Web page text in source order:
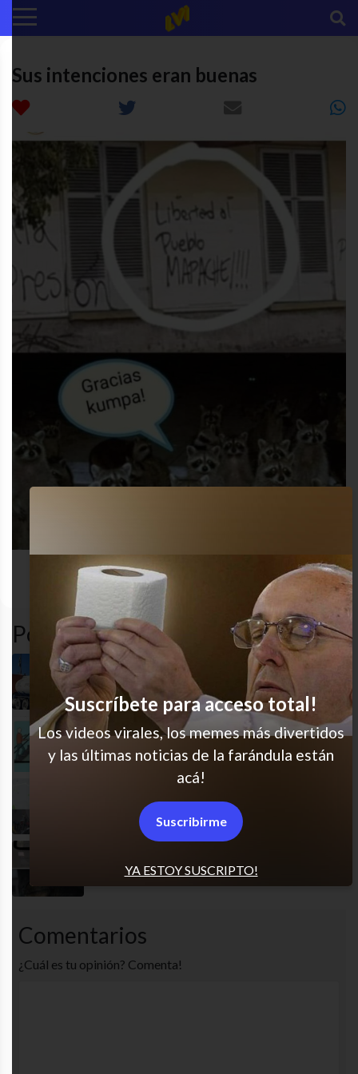
Sus intenciones eran buenas
desastre funny
nailed
Popular en LVI
Tenía un solo trabajo!
Siempre salto al final
Pobres señores del Uber
Ve gente muerta!
Comentarios
¿Cuál es tu opinión? Comenta!
YA ESTOY SUSCRIPTO!
Suscríbete para acceso total!
Los videos virales, los memes más divertidos
y las últimas noticias de la farándula están
acá!
Suscribirme